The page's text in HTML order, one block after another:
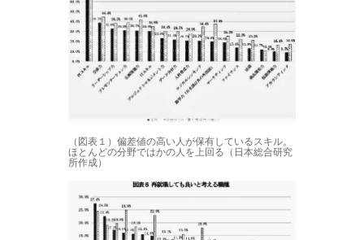
（図表１）偏差値の高い人が保有しているスキル。
ほとんどの分野ではかの人を上回る（日本総合研究
所作成）